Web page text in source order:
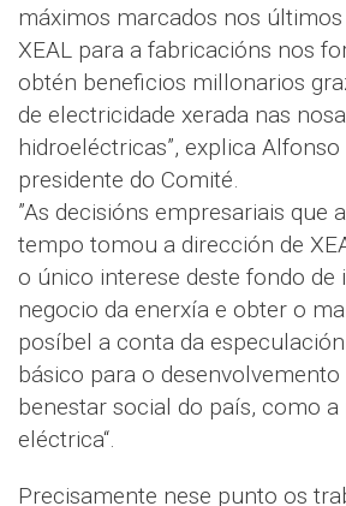
máximos marcados nos últimos
XEAL para a fabricacións nos
obtén beneficios millonarios
de electricidade xerada nas
hidroeléctricas”, explica
presidente do Comité.
”As decisións empresariais que
tempo tomou a dirección de
o único interese deste fondo de
negocio da enerxía e obter o
posíbel a conta da
básico para o
benestar social do país, como
eléctrica“.
Precisamente nese punto os